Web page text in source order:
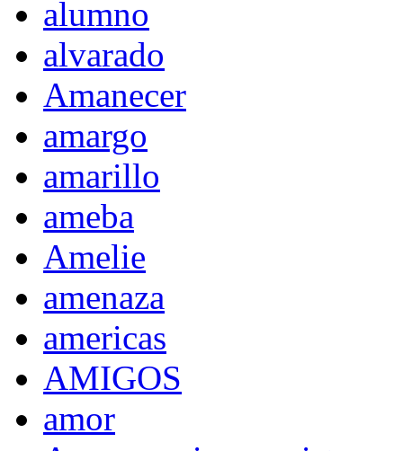
alumno
alvarado
Amanecer
amargo
amarillo
ameba
Amelie
amenaza
americas
AMIGOS
amor